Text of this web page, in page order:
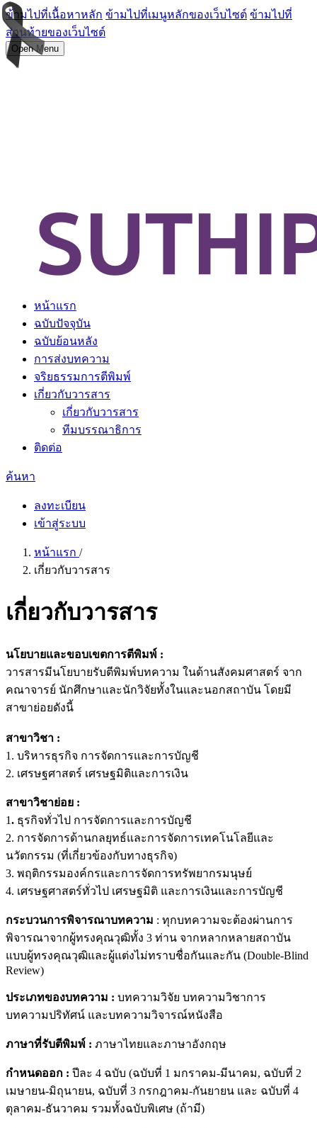
ข้ามไปที่เนื้อหาหลัก ข้ามไปที่เมนูหลักของเว็บไซต์ ข้ามไปที่
ส่วนท้ายของเว็บไซต์
Open Menu
หน้าแรก
ฉบับปัจจุบัน
ฉบับย้อนหลัง
การส่งบทความ
จริยธรรมการตีพิมพ์
เกี่ยวกับวารสาร
เกี่ยวกับวารสาร
ทีมบรรณาธิการ
ติดต่อ
ค้นหา
ลงทะเบียน
เข้าสู่ระบบ
หน้าแรก /
เกี่ยวกับวารสาร
เกี่ยวกับวารสาร
นโยบายและขอบเขตการตีพิมพ์ :
วารสารมีนโยบายรับตีพิมพ์บทความ ในด้านสังคมศาสตร์ จาก
คณาจารย์ นักศึกษาและนักวิจัยทั้งในและนอกสถาบัน โดยมี
สาขาย่อยดังนี้
สาขาวิชา :
1. บริหารธุรกิจ การจัดการและการบัญชี
2. เศรษฐศาสตร์ เศรษฐมิติและการเงิน
สาขาวิชาย่อย :
1. ธุรกิจทั่วไป การจัดการและการบัญชี
2. การจัดการด้านกลยุทธ์และการจัดการเทคโนโลยีและ
นวัตกรรม (ที่เกี่ยวข้องกับทางธุรกิจ)
3. พฤติกรรมองค์กรและการจัดการทรัพยากรมนุษย์
4. เศรษฐศาสตร์ทั่วไป เศรษฐมิติ และการเงินและการบัญชี
กระบวนการพิจารณาบทความ : ทุกบทความจะต้องผ่านการ
พิจารณาจากผู้ทรงคุณวุฒิทั้ง 3 ท่าน จากหลากหลายสถาบัน
แบบผู้ทรงคุณวุฒิและผู้แต่งไม่ทราบชื่อกันและกัน (Double-Blind
Review)
ประเภทของบทความ : บทความวิจัย บทความวิชาการ
บทความปริทัศน์ และบทความวิจารณ์หนังสือ
ภาษาที่รับตีพิมพ์ : ภาษาไทยและภาษาอังกฤษ
กำหนดออก : ปีละ 4 ฉบับ (ฉบับที่ 1 มกราคม-มีนาคม, ฉบับที่ 2
เมษายน-มิถุนายน, ฉบับที่ 3 กรกฎาคม-กันยายน และ ฉบับที่ 4
ตุลาคม-ธันวาคม รวมทั้งฉบับพิเศษ (ถ้ามี)